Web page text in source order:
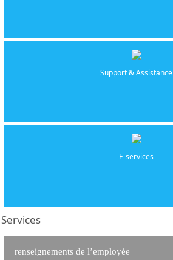
Support & Assistance
E-services
Services
renseignements de l’employée